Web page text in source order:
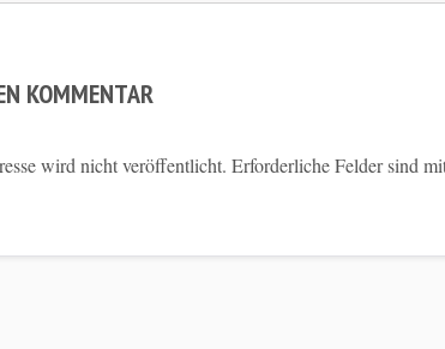
KOMMENTAR
wird nicht veröffentlicht. Erforderliche Felder sind